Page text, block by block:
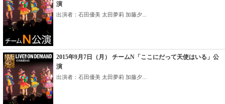
演
出演者：石田優美 太田夢莉 加藤夕...
2015年9月7日（月） チームN「ここにだって天使はいる」公
演
出演者：石田優美 太田夢莉 加藤夕...